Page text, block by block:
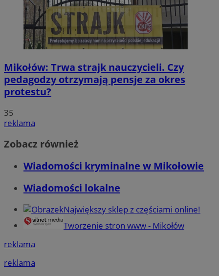
Mikołów: Trwa strajk nauczycieli. Czy
pedagodzy otrzymają pensje za okres
protestu?
35
reklama
Zobacz również
Wiadomości kryminalne w Mikołowie
Wiadomości lokalne
Największy sklep z częściami online!
Tworzenie stron www - Mikołów
reklama
reklama